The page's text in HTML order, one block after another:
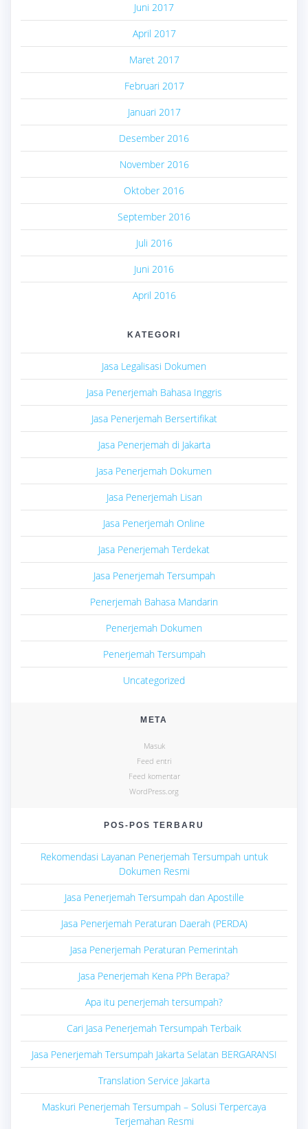
Juni 2017
April 2017
Maret 2017
Februari 2017
Januari 2017
Desember 2016
November 2016
Oktober 2016
September 2016
Juli 2016
Juni 2016
April 2016
KATEGORI
Jasa Legalisasi Dokumen
Jasa Penerjemah Bahasa Inggris
Jasa Penerjemah Bersertifikat
Jasa Penerjemah di Jakarta
Jasa Penerjemah Dokumen
Jasa Penerjemah Lisan
Jasa Penerjemah Online
Jasa Penerjemah Terdekat
Jasa Penerjemah Tersumpah
Penerjemah Bahasa Mandarin
Penerjemah Dokumen
Penerjemah Tersumpah
Uncategorized
META
Masuk
Feed entri
Feed komentar
WordPress.org
POS-POS TERBARU
Rekomendasi Layanan Penerjemah Tersumpah untuk
Dokumen Resmi
Jasa Penerjemah Tersumpah dan Apostille
Jasa Penerjemah Peraturan Daerah (PERDA)
Jasa Penerjemah Peraturan Pemerintah
Jasa Penerjemah Kena PPh Berapa?
Apa itu penerjemah tersumpah?
Cari Jasa Penerjemah Tersumpah Terbaik
Jasa Penerjemah Tersumpah Jakarta Selatan BERGARANSI
Translation Service Jakarta
Maskuri Penerjemah Tersumpah – Solusi Terpercaya
Terjemahan Resmi